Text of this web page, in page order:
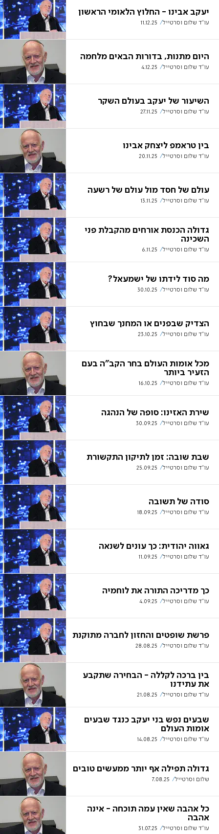
יעקב אבינו - החלוץ הלאומי הראשון
עו''ד שלום וסרטייל 11.12.25
היום מתנות, בדורות הבאים מלחמה
עו''ד שלום וסרטייל 4.12.25
השיעור של יעקב בעולם השקר
עו''ד שלום וסרטייל 27.11.25
בין טראמפ ליצחק אבינו
עו''ד שלום וסרטייל 20.11.25
עולם של חסד מול עולם של רשעה
עו''ד שלום וסרטייל 13.11.25
גדולה הכנסת אורחים מהקבלת פני
השכינה
עו"ד שלום וסרטייל 6.11.25
מה סוד לידתו של ישמעאל?
עו''ד שלום וסרטייל 30.10.25
הצדיק שבפנים או המחנך שבחוץ
עו''ד שלום וסרטייל 23.10.25
מכל אומות העולם בחר הקב"ה בעם
הזעיר ביותר
עו"ד שלום וסרטייל 16.10.25
שירת האזינו: סופה של הנהגה
עו''ד שלום וסרטייל 30.09.25
שבת שובה: זמן לתיקון התקשורת
עו''ד שלום וסרטייל 25.09.25
סודה של תשובה
עו''ד שלום וסרטייל 18.09.25
גאווה יהודית: כך עונים לשנאה
עו''ד שלום וסרטייל 11.09.25
כך מדריכה התורה את לוחמיה
עו"ד שלום וסרטייל 4.09.25
פרשת שופטים והחזון לחברה מתוקנת
עו"ד שלום וסרטייל 28.08.25
בין ברכה לקללה - הבחירה שתקבע
את עתידנו
עו"ד שלום וסרטייל 21.08.25
שבעים נפש בני יעקב כנגד שבעים
אומות העולם
עו"ד שלום וסרטייל 14.08.25
גדולה תפילה אף יותר ממעשים טובים
שלום וסרטייל 7.08.25
כל אהבה שאין עמה תוכחה - אינה
אהבה
עו"ד שלום וסרטייל 31.07.25